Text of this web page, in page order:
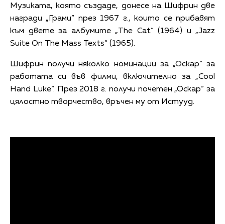
Музиката, която създаде, донесе на Шифрин две
награди „Грами“ през 1967 г., които се прибавят
към двете за албумите „The Cat“ (1964) и „Jazz
Suite On The Mass Texts“ (1965).
Шифрин получи няколко номинации за „Оскар“ за
работата си във филми, включително за „Cool
Hand Luke“. През 2018 г. получи почетен „Оскар“ за
цялостно творчество, връчен му от Истууд.